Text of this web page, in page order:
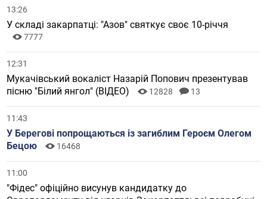
13:26
У складі закарпатці: "Азов" святкує своє 10-річчя
7777
12:31
Мукачівський вокаліст Назарій Попович презентував
пісню "Білий янгол" (ВІДЕО)
12828 13
11:43
У Берегові попрощаються із загиблим Героєм Олегом
Бецою
16468
11:00
"Фідес" офіційно висунув кандидатку до